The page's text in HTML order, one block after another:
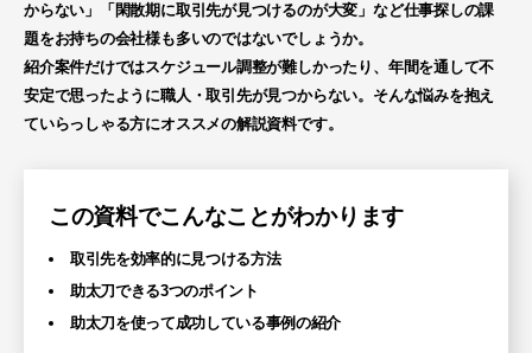
からない」「閑散期に取引先が見つけるのが大変」など仕事探しの課
題をお持ちの会社様も多いのではないでしょうか。
紹介案件だけではスケジュール調整が難しかったり、年間を通して不
安定で思ったように職人・取引先が見つからない。そんな悩みを抱え
ていらっしゃる方にオススメの解説資料です。
この資料でこんなことがわかります
取引先を効率的に見つける方法
助太刀できる3つのポイント
助太刀を使って成功している事例の紹介